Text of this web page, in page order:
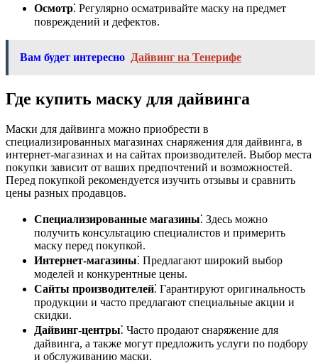
Осмотр⁚ Регулярно осматривайте маску на предмет
повреждений и дефектов.
Вам будет интересно Дайвинг на Тенерифе
Где купить маску для дайвинга
Маски для дайвинга можно приобрести в
специализированных магазинах снаряжения для дайвинга, в
интернет-магазинах и на сайтах производителей. Выбор места
покупки зависит от ваших предпочтений и возможностей.
Перед покупкой рекомендуется изучить отзывы и сравнить
цены разных продавцов.
Специализированные магазины⁚ Здесь можно
получить консультацию специалистов и примерить
маску перед покупкой.
Интернет-магазины⁚ Предлагают широкий выбор
моделей и конкурентные цены.
Сайты производителей⁚ Гарантируют оригинальность
продукции и часто предлагают специальные акции и
скидки.
Дайвинг-центры⁚ Часто продают снаряжение для
дайвинга, а также могут предложить услуги по подбору
и обслуживанию маски.